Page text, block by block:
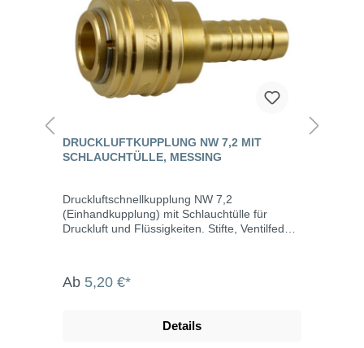
DRUCKLUFTKUPPLUNG NW 7,2 MIT
SCHLAUCHTÜLLE, MESSING
Druckluftschnellkupplung NW 7,2
(Einhandkupplung) mit Schlauchtülle für
Druckluft und Flüssigkeiten. Stifte, Ventilfedern
Werkstoff Körper: Messing Dichtung: NBR
Ab 5,20 €*
Details